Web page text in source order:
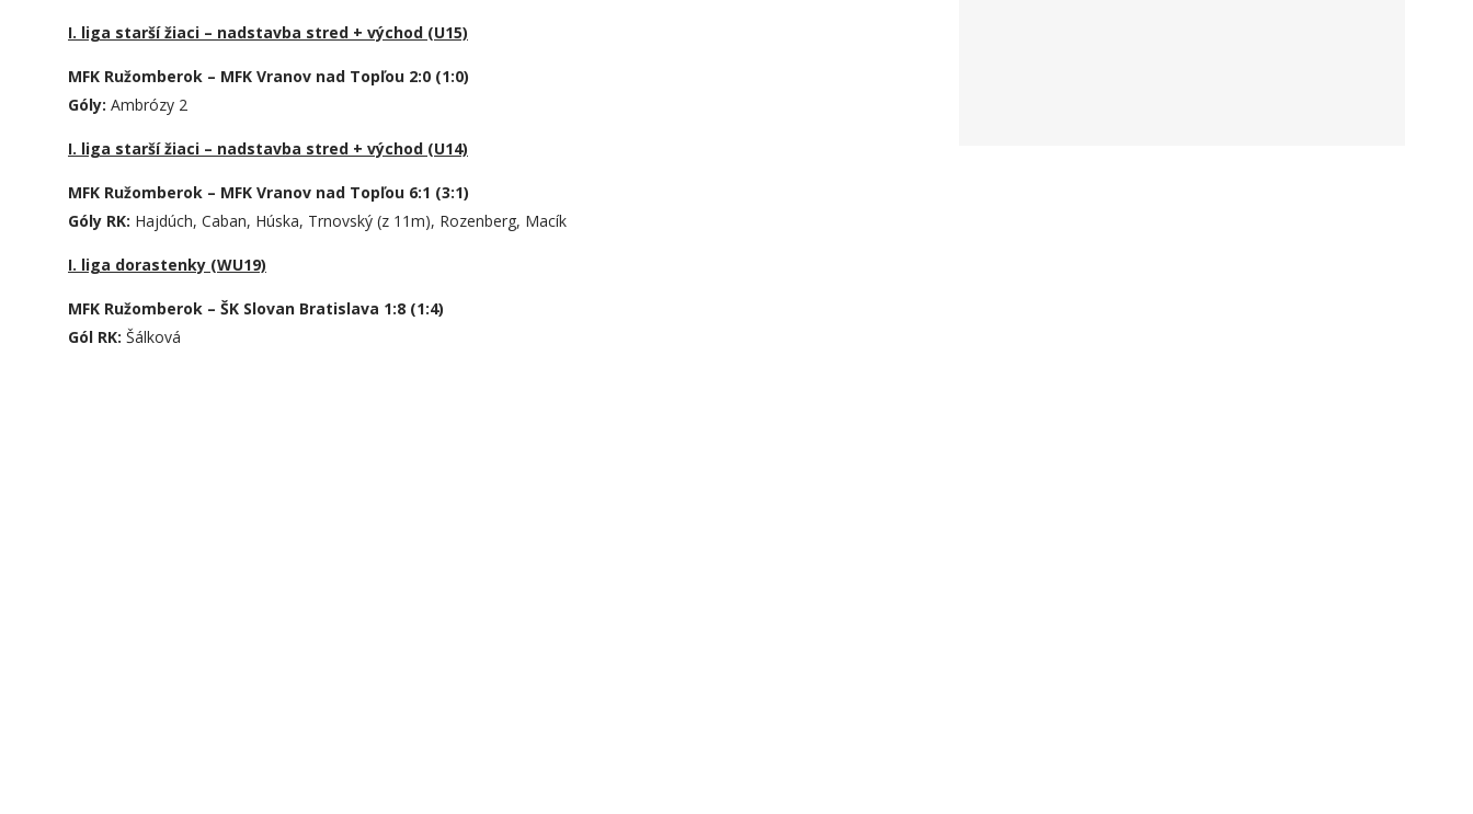
I. liga starší žiaci – nadstavba stred + východ (U15)
MFK Ružomberok – MFK Vranov nad Topľou 2:0 (1:0)
Góly: Ambrózy 2
I. liga starší žiaci – nadstavba stred + východ (U14)
MFK Ružomberok – MFK Vranov nad Topľou 6:1 (3:1)
Góly RK: Hajdúch, Caban, Húska, Trnovský (z 11m), Rozenberg, Macík
I. liga dorastenky (WU19)
MFK Ružomberok – ŠK Slovan Bratislava 1:8 (1:4)
Gól RK: Šálková